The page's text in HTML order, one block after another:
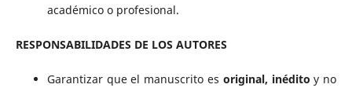
académico o profesional.
RESPONSABILIDADES DE LOS AUTORES
Garantizar que el manuscrito es original, inédito y no